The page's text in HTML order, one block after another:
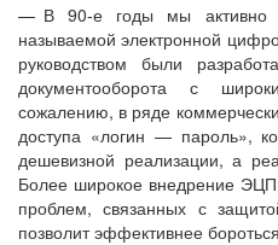
— В 90-е годы мы активно
называемой электронной
руководством были
документооборота с
сожалению, в ряде
доступа «логин — ​пароль»,
дешевизной реализации, а
Более широкое внедрение ЭЦП
проблем, связанных с
позволит эффективнее